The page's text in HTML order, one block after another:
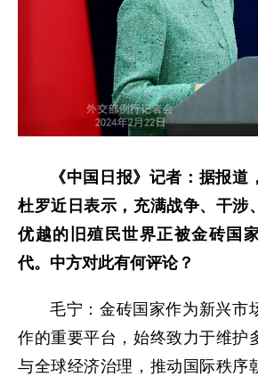
《中国日报》记者：据报道
杜罗近日表示，充满战争、干涉
优越的旧殖民世界正被金砖国
代。中方对此有何评论？
毛宁：金砖国家作为新兴市
作的重要平台，始终致力于维护
与全球经济治理，推动国际秩序